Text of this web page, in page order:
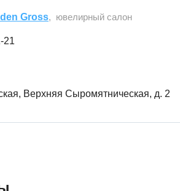
Gross, ювелирный салон
21
Верхняя Сыромятническая, д. 2